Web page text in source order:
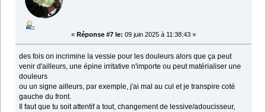
« Réponse #7 le: 09 juin 2025 à 11:38:43 »
des fois on incrimine la vessie pour les douleurs alors que ça peut
venir d'ailleurs, une épine irritative n'importe ou peut matérialiser une
douleurs
ou un signe ailleurs, par exemple, j'ai mal au cul et je transpire coté
gauche du front.
Il faut que tu soit attentif a tout, changement de lessive/adoucisseur,